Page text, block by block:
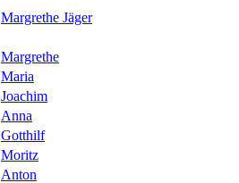
Margrethe Jäger
Margrethe
Maria
Joachim
Anna
Gotthilf
Moritz
Anton